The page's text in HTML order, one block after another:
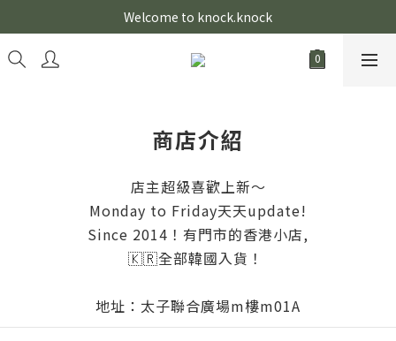
Welcome to knock.knock
商店介紹
店主超級喜歡上新～
Monday to Friday天天update!
Since 2014！有門市的香港小店,
🇰🇷全部韓國入貨！
地址：太子聯合廣場m樓m01A